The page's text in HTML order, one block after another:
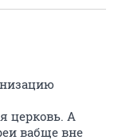
церковь. А
вабще вне